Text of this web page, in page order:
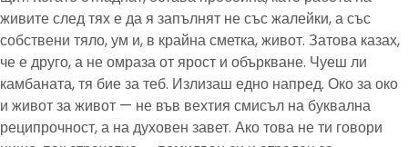
живите след тях е да я запълнят не със жалейки, а със
собствени тяло, ум и, в крайна сметка, живот. Затова казах,
че е друго, а не омраза от ярост и объркване. Чуеш ли
камбаната, тя бие за теб. Излизаш едно напред. Око за око
и живот за живот — не във вехтия смисъл на буквална
реципрочност, а на духовен завет. Ако това не ти говори